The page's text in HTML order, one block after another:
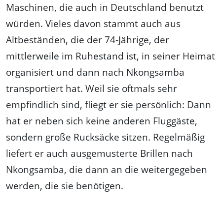
Maschinen, die auch in Deutschland benutzt
würden. Vieles davon stammt auch aus
Altbeständen, die der 74-Jährige, der
mittlerweile im Ruhestand ist, in seiner Heimat
organisiert und dann nach Nkongsamba
transportiert hat. Weil sie oftmals sehr
empfindlich sind, fliegt er sie persönlich: Dann
hat er neben sich keine anderen Fluggäste,
sondern große Rucksäcke sitzen. Regelmäßig
liefert er auch ausgemusterte Brillen nach
Nkongsamba, die dann an die weitergegeben
werden, die sie benötigen.